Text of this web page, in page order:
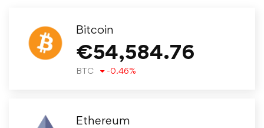
Bitcoin
€54,584.76
BTC -0.46%
Ethereum